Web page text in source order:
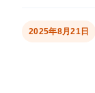
2025年8月21日